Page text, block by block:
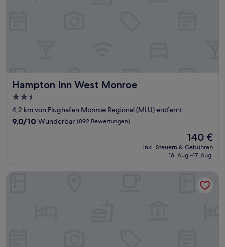
Hampton Inn West Monroe
Hampton Inn West Monroe
2.5-
Sterne-
Unterkunft
4,2 km von Flughafen Monroe Regional (MLU) entfernt
9.0
9,0/10 Wunderbar (892 Bewertungen)
Der
Preis
beträgt
140 €
inkl. Steuern & Gebühren
16. Aug.–17. Aug.